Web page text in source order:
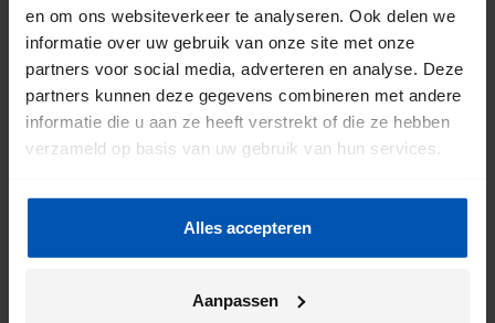
en om ons websiteverkeer te analyseren. Ook delen we
informatie over uw gebruik van onze site met onze
partners voor social media, adverteren en analyse. Deze
partners kunnen deze gegevens combineren met andere
informatie die u aan ze heeft verstrekt of die ze hebben
verzameld op basis van uw gebruik van hun services.
Alles accepteren
Aanpassen